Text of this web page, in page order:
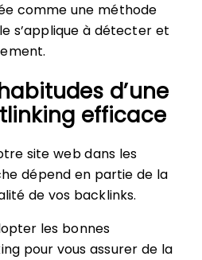
comme une méthode
s’applique à détecter et
d’une
efficace
site web dans les
dépend en partie de la
de vos backlinks.
les bonnes
pour vous assurer de la